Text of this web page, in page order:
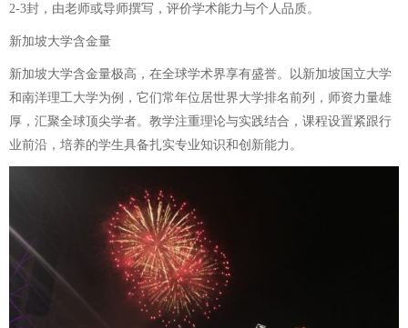
2-3封，由老师或导师撰写，评价学术能力与个人品质。
新加坡大学含金量
新加坡大学含金量极高，在全球学术界享有盛誉。以新加坡国立大学
和南洋理工大学为例，它们常年位居世界大学排名前列，师资力量雄
厚，汇聚全球顶尖学者。教学注重理论与实践结合，课程设置紧跟行
业前沿，培养的学生具备扎实专业知识和创新能力。